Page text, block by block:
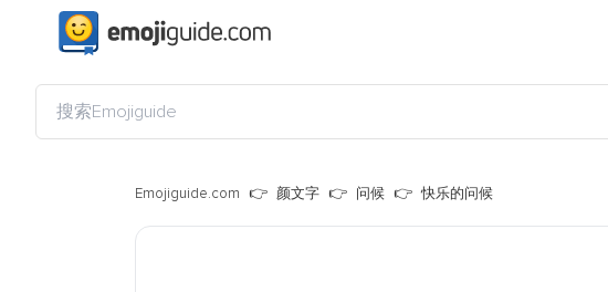
Emojiguide.com 颜文字 问候 快乐的问候